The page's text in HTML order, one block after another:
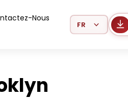
Nous Select